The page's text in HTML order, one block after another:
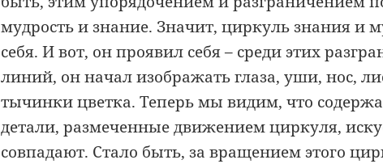
мудрость и знание. Значит, циркуль знания и
себя. И вот, он проявил себя – среди этих
линий, он начал изображать глаза, уши, нос,
тычинки цветка. Теперь мы видим, что
детали, размеченные движением циркуля,
совпадают. Стало быть, за вращением этого